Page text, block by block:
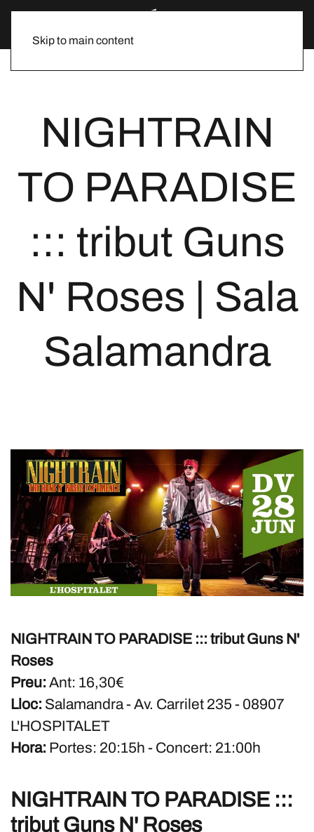
Skip to main content
NIGHTRAIN
TO PARADISE
::: tribut Guns
N' Roses | Sala
Salamandra
NIGHTRAIN TO PARADISE ::: tribut Guns N'
Roses
Preu: Ant: 16,30€
Lloc: Salamandra - Av. Carrilet 235 - 08907
L'HOSPITALET
Hora: Portes: 20:15h - Concert: 21:00h
NIGHTRAIN TO PARADISE :::
tribut Guns N' Roses